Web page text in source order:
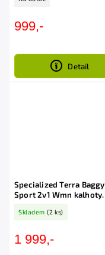
999,-
Detail
Specialized Terra Baggy
Sport 2v1 Wmn kalhoty
Skladem (2 ks)
1 999,-